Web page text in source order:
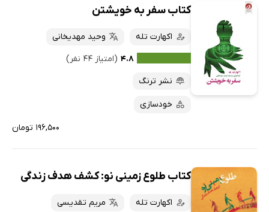
کتاب سفر به خویشتن
اکهارت تله
وحید مهدیخانی
۴.۸ (امتیاز ۴۴ نفر)
نشر ترنگ
خودسازی
۱۹۶,۵۰۰ تومان
کتاب طلوع زمینی نو: کشف هدف زندگی
اکهارت تله
مریم تقدیسی